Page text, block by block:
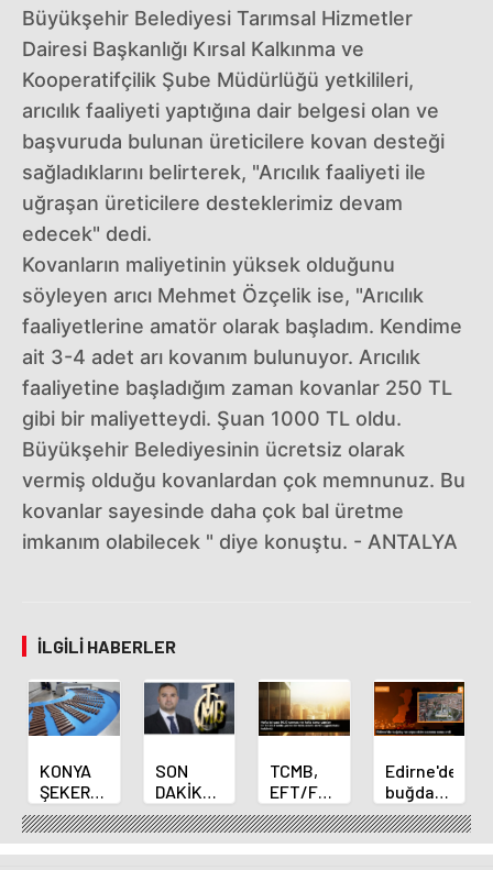
Büyükşehir Belediyesi Tarımsal Hizmetler
Dairesi Başkanlığı Kırsal Kalkınma ve
Kooperatifçilik Şube Müdürlüğü yetkilileri,
arıcılık faaliyeti yaptığına dair belgesi olan ve
başvuruda bulunan üreticilere kovan desteği
sağladıklarını belirterek, "Arıcılık faaliyeti ile
uğraşan üreticilere desteklerimiz devam
edecek" dedi.
Kovanların maliyetinin yüksek olduğunu
söyleyen arıcı Mehmet Özçelik ise, "Arıcılık
faaliyetlerine amatör olarak başladım. Kendime
ait 3-4 adet arı kovanım bulunuyor. Arıcılık
faaliyetine başladığım zaman kovanlar 250 TL
gibi bir maliyetteydi. Şuan 1000 TL oldu.
Büyükşehir Belediyesinin ücretsiz olarak
vermiş olduğu kovanlardan çok memnunuz. Bu
kovanlar sayesinde daha çok bal üretme
imkanım olabilecek " diye konuştu. - ANTALYA
İLGILI HABERLER
KONYA
ŞEKER
YILLIK 7
BİN 500
TON
SON
DAKİKA
HABERİ:
Yeni
Merkez
TCMB,
EFT/FAST
işlemleri
için
fazla
Edirne'de
buğday
ve arpa
ekim
sezonu